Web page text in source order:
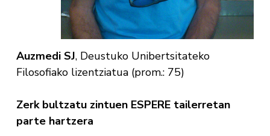
Auzmedi SJ, Deustuko Unibertsitateko
Filosofiako lizentziatua (prom.: 75)
Zerk bultzatu zintuen ESPERE tailerretan
parte hartzera